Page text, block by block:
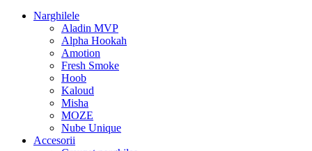
Narghilele
Aladin MVP
Alpha Hookah
Amotion
Fresh Smoke
Hoob
Kaloud
Misha
MOZE
Nube Unique
Accesorii